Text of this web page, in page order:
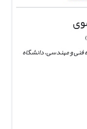
فنی و مهندسی، دانشگاه